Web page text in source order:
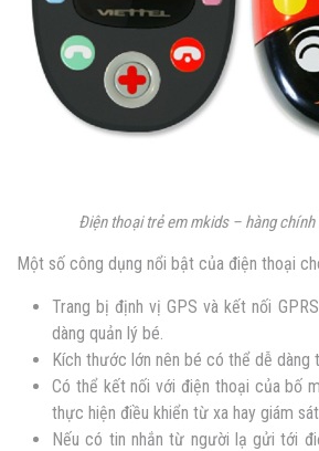
Điện thoại trẻ em mkids – hàng chính
Một số công dụng nổi bật của điện thoại
Trang bị định vị GPS và kết nối
dàng quản lý bé.
Kích thước lớn nên bé có thể dễ dàng
Có thể kết nối với điện thoại của bố
thực hiện điều khiển từ xa hay giám
Nếu có tin nhắn từ người lạ gửi tới